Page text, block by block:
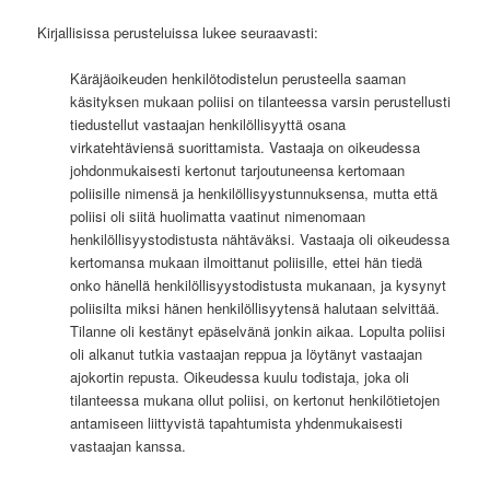
Kirjallisissa perusteluissa lukee seuraavasti:
Käräjäoikeuden henkilötodistelun perusteella saaman
käsityksen mukaan poliisi on tilanteessa varsin perustellusti
tiedustellut vastaajan henkilöllisyyttä osana
virkatehtäviensä suorittamista. Vastaaja on oikeudessa
johdonmukaisesti kertonut tarjoutuneensa kertomaan
poliisille nimensä ja henkilöllisyystunnuksensa, mutta että
poliisi oli siitä huolimatta vaatinut nimenomaan
henkilöllisyystodistusta nähtäväksi. Vastaaja oli oikeudessa
kertomansa mukaan ilmoittanut poliisille, ettei hän tiedä
onko hänellä henkilöllisyystodistusta mukanaan, ja kysynyt
poliisilta miksi hänen henkilöllisyytensä halutaan selvittää.
Tilanne oli kestänyt epäselvänä jonkin aikaa. Lopulta poliisi
oli alkanut tutkia vastaajan reppua ja löytänyt vastaajan
ajokortin repusta. Oikeudessa kuulu todistaja, joka oli
tilanteessa mukana ollut poliisi, on kertonut henkilötietojen
antamiseen liittyvistä tapahtumista yhdenmukaisesti
vastaajan kanssa.